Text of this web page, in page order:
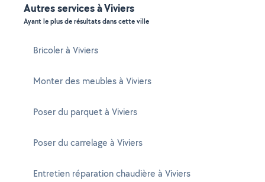
Autres services à Viviers
Ayant le plus de résultats dans cette ville
Bricoler à Viviers
Monter des meubles à Viviers
Poser du parquet à Viviers
Poser du carrelage à Viviers
Entretien réparation chaudière à Viviers